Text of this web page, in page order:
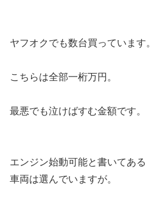
ヤフオクでも数台買っています。
こちらは全部一桁万円。
最悪でも泣けばすむ金額です。
エンジン始動可能と書いてある
車両は選んでいますが。